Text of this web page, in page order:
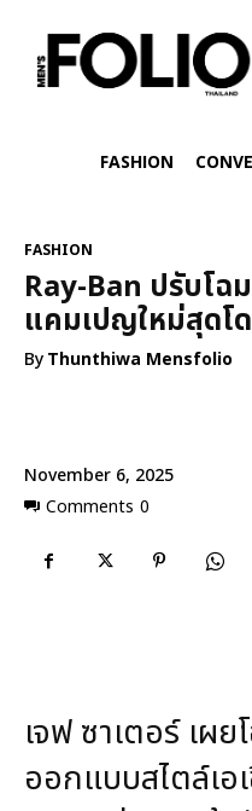
FASHION
November 6, 2025
Comments 0
FASHION
Ray-Ban ปรับโฉ
แคมเปญใหม่สุดโ
ByThunthiwa Mensfolio
เจฟ ซาเตอร์ เผ
ออกแบบสไตล์เอ